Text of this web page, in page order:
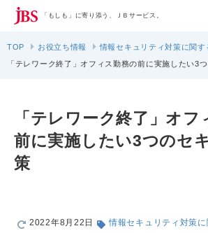
「もしも」に寄り添う、ＪＢサービス。
TOP お役立ち情報
情報セキュリティ対策に関す
「テレワーク終了」オフィス勤務の前に実施したい3
「テレワーク終了」オフ
前に実施したい3つのセ
策
2022年8月22日 情報セキュリティ対策